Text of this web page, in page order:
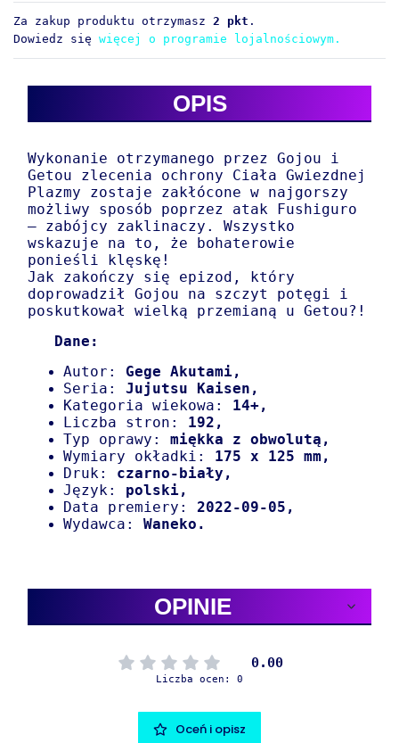
Za zakup produktu otrzymasz 2 pkt .
Dowiedz się więcej o programie lojalnościowym.
OPIS
Wykonanie otrzymanego przez Gojou i
Getou zlecenia ochrony Ciała Gwiezdnej
Plazmy zostaje zakłócone w najgorszy
możliwy sposób poprzez atak Fushiguro
– zabójcy zaklinaczy. Wszystko
wskazuje na to, że bohaterowie
ponieśli klęskę!
Jak zakończy się epizod, który
doprowadził Gojou na szczyt potęgi i
poskutkował wielką przemianą u Getou?!
Dane:
Autor: Gege Akutami,
Seria: Jujutsu Kaisen,
Kategoria wiekowa:
14+,
Liczba stron:
192 ,
Typ oprawy: miękka z obwolutą ,
Wymiary okładki: 175 x 125 mm,
Druk: czarno-biały,
Język: polski,
Data premiery: 2022-09-05,
Wydawca: Waneko.
OPINIE
0.00
Liczba ocen: 0
Oceń i opisz